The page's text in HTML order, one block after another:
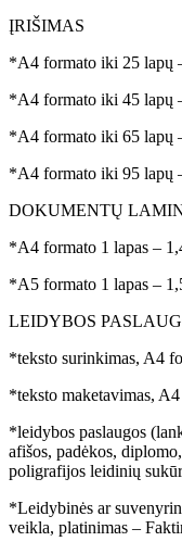
ĮRIŠIMAS
*A4 formato iki 25 lapų
*A4 formato iki 45 lapų
*A4 formato iki 65 lapų
*A4 formato iki 95 lapų
DOKUMENTŲ
*A4 formato 1 lapas –
*A5 formato 1 lapas –
LEIDYBOS
*teksto surinkimas, A4
*teksto maketavimas,
*leidybos paslaugos
afišos, padėkos,
poligrafijos leidinių
*Leidybinės ar
veikla, platinimas –